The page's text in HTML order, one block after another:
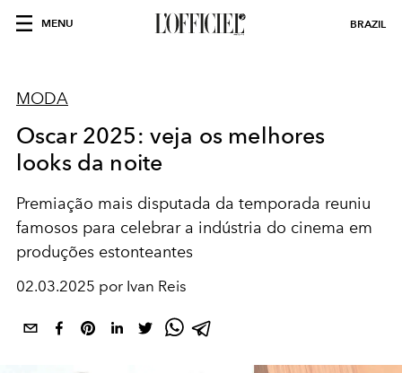
MENU BRAZIL
MODA
Oscar 2025: veja os melhores
looks da noite
Premiação mais disputada da temporada reuniu
famosos para celebrar a indústria do cinema em
produções estonteantes
02.03.2025 por Ivan Reis